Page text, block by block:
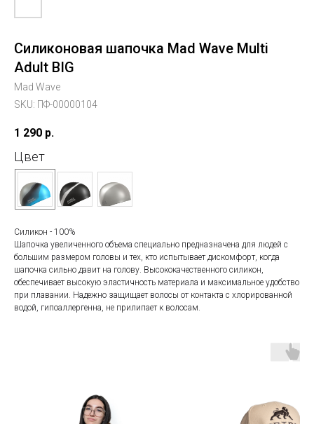
Силиконовая шапочка Mad Wave Multi
Adult BIG
Mad Wave
SKU: ПФ-00000104
1 290 р.
Цвет
Силикон - 100%
Шапочка увеличенного объема специально предназначена для людей с
большим размером головы и тех, кто испытывает дискомфорт, когда
шапочка сильно давит на голову. Высококачественного силикон,
обеспечивает высокую эластичность материала и максимальное удобство
при плавании. Надежно защищает волосы от контакта с хлорированной
водой, гипоаллергенна, не прилипает к волосам.